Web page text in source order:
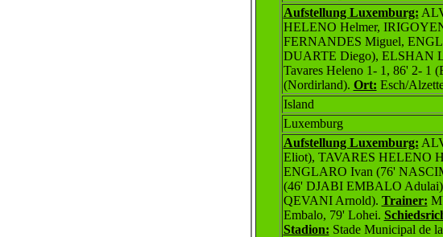
Aufstellung Luxemburg:
HELENO Helmer,
FERNANDES Miguel,
DUARTE Diego), ELSHAN
Tavares Heleno 1- 1, 86' 2- 1
(Nordirland). Ort: Esch/
Island
Luxemburg
Aufstellung Luxemburg:
Eliot), TAVARES HELENO
ENGLARO Ivan (76'
(46' DJABI EMBALO
QEVANI Arnold). Trainer:
Embalo, 79' Lohei.
Stadion: Stade Municipal de